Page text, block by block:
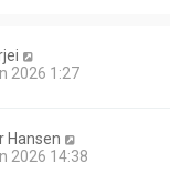
2026 1:27
Hansen
2026 14:38